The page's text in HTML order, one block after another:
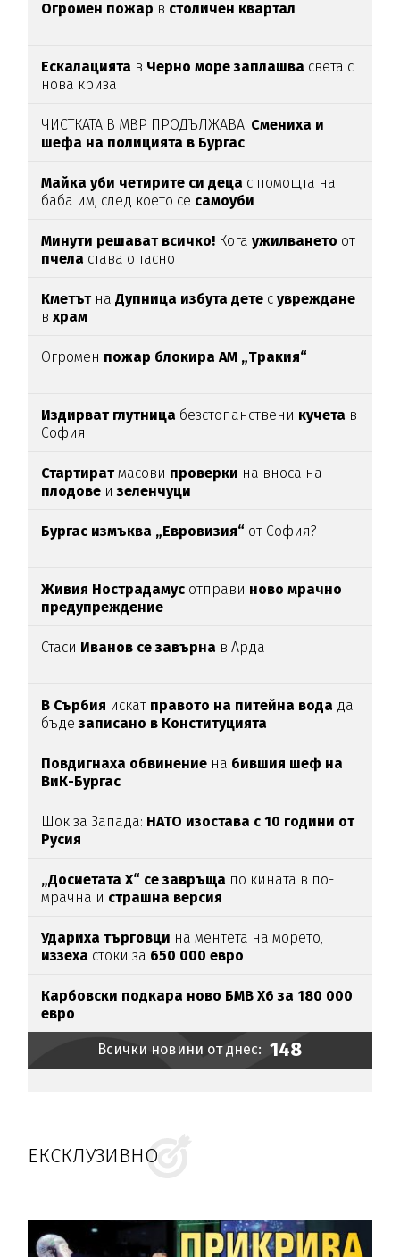
Огромен пожар в столичен квартал
Ескалацията в Черно море заплашва света с
нова криза
ЧИСТКАТА В МВР ПРОДЪЛЖАВА: Смениха и
шефа на полицията в Бургас
Майка уби четирите си деца с помощта на
баба им, след което се самоуби
Минути решават всичко! Когаужилването от
пчела става опасно
Кметът наДупница избута дете сувреждане
вхрам
Огромен пожар блокира АМ „Тракия“
Издирват глутница безстопанствени кучета в
София
Стартиратмасови проверки на вноса на
плодове и зеленчуци
Бургас измъква „Евровизия“ от София?
Живия Нострадамус отправи ново мрачно
предупреждение
Стаси Иванов се завърна в Арда
В Сърбия искат правото на питейна вода да
бъде записано в Конституцията
Повдигнаха обвинение на бившия шеф на
ВиК-Бургас
Шок за Запада: НАТО изостава с 10 години от
Русия
„Досиетата Х“ се завръща по кината в по-
мрачна и страшна версия
Удариха търговци на ментета на морето,
иззеха стоки за 650 000 евро
Карбовски подкара ново БМВ Х6 за 180 000
евро
Всички новини от днес: 148
ЕКСКЛУЗИВНО